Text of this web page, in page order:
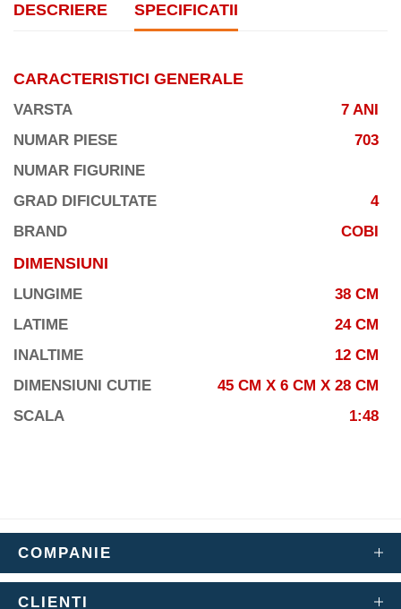
DESCRIERE SPECIFICATII
CARACTERISTICI GENERALE
VARSTA
7 ANI
NUMAR PIESE
703
NUMAR FIGURINE
GRAD DIFICULTATE
4
BRAND
COBI
DIMENSIUNI
LUNGIME
38 CM
LATIME
24 CM
INALTIME
12 CM
DIMENSIUNI CUTIE
45 CM X 6 CM X 28 CM
SCALA
1:48
COMPANIE
CLIENTI